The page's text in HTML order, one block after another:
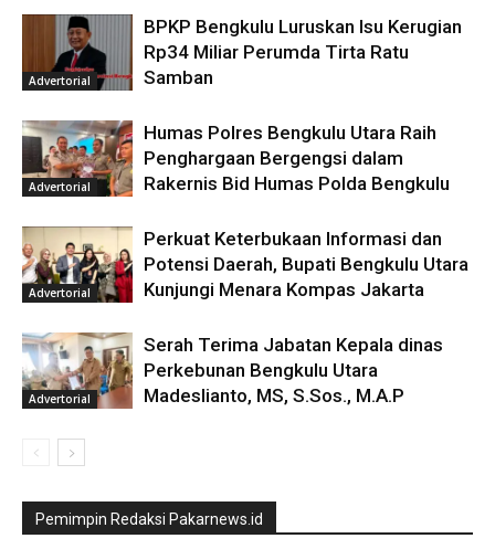
Advertorial
BPKP Bengkulu Luruskan Isu Kerugian
Rp34 Miliar Perumda Tirta Ratu
Samban
Advertorial
Humas Polres Bengkulu Utara Raih
Penghargaan Bergengsi dalam
Rakernis Bid Humas Polda Bengkulu
Advertorial
Perkuat Keterbukaan Informasi dan
Potensi Daerah, Bupati Bengkulu Utara
Kunjungi Menara Kompas Jakarta
Advertorial
Serah Terima Jabatan Kepala dinas
Perkebunan Bengkulu Utara
Madeslianto, MS, S.Sos., M.A.P
Pemimpin Redaksi Pakarnews.id